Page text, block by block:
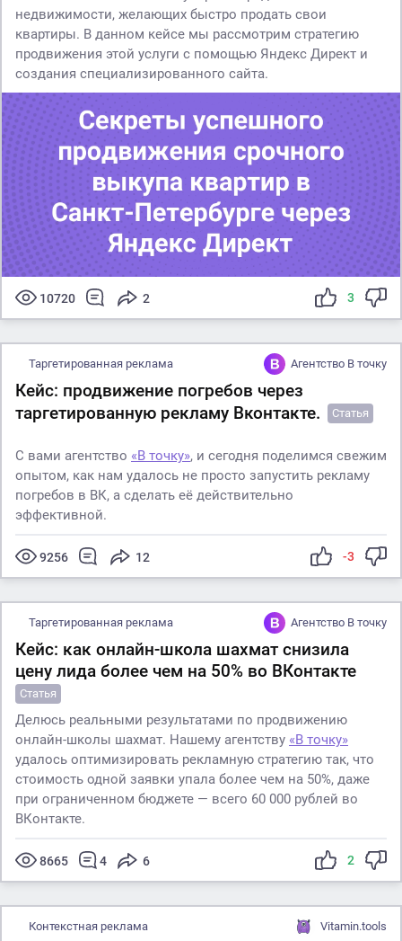
недвижимости, желающих быстро продать свои
квартиры. В данном кейсе мы рассмотрим стратегию
продвижения этой услуги с помощью Яндекс Директ и
создания специализированного сайта.
10720 2 3
Таргетированная реклама Агентство В точку
Кейс: продвижение погребов через
таргетированную рекламу Вконтакте.
Статья
С вами агентство «В точку», и сегодня поделимся свежим
опытом, как нам удалось не просто запустить рекламу
погребов в ВК, а сделать её действительно
эффективной.
9256 12 -3
Таргетированная реклама Агентство В точку
Кейс: как онлайн-школа шахмат снизила
цену лида более чем на 50% во ВКонтакте
Статья
Делюсь реальными результатами по продвижению
онлайн-школы шахмат. Нашему агентству «В точку»
удалось оптимизировать рекламную стратегию так, что
стоимость одной заявки упала более чем на 50%, даже
при ограниченном бюджете — всего 60 000 рублей во
ВКонтакте.
8665 4 6 2
Контекстная реклама Vitamin.tools